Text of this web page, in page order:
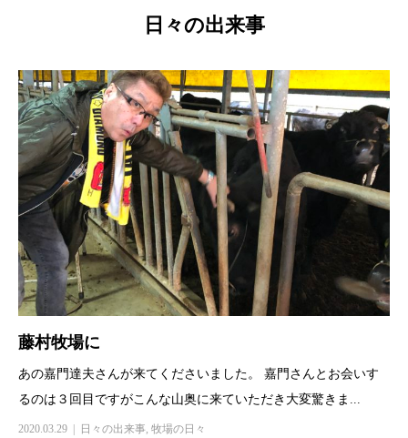
日々の出来事
藤村牧場に
あの嘉門達夫さんが来てくださいました。 嘉門さんとお会いす
るのは３回目ですがこんな山奥に来ていただき大変驚きま...
2020.03.29 日々の出来事, 牧場の日々